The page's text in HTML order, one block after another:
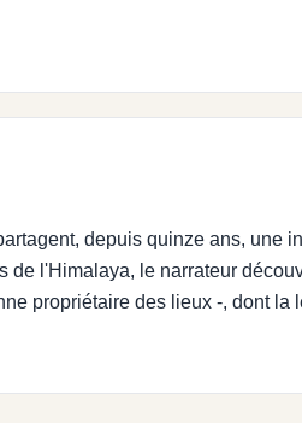
depuis quinze ans, une
l'Himalaya, le narrateur
propriétaire des lieux -, dont la